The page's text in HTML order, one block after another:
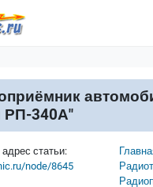
содержанию
РП-340А"
статьи:
node/8645